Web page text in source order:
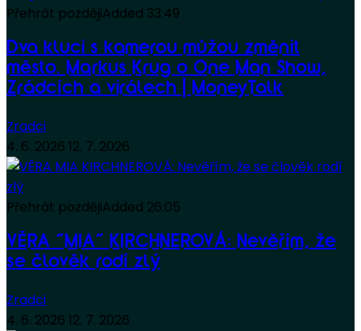
Přehrát pozdějiAdded 33:49
Dva kluci s kamerou můžou změnit
město. Markus Krug o One Man Show,
Zrádcích a virálech | MoneyTalk
Zradci
4. 6. 2026 12. 7. 2026
Přehrát pozdějiAdded 26:05
VĚRA “MIA” KIRCHNEROVÁ: Nevěřím, že
se člověk rodí zlý
Zradci
4. 6. 2026 12. 7. 2026